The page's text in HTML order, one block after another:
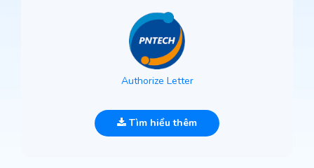
Authorize Letter
Tìm hiểu thêm